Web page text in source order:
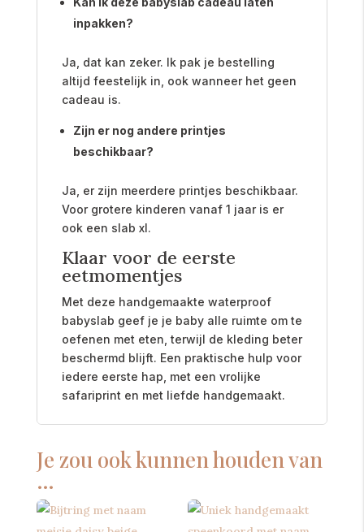
inpakken?
Ja, dat kan zeker. Ik pak je bestelling
altijd feestelijk in, ook wanneer het geen
cadeau is.
Zijn er nog andere printjes
beschikbaar?
Ja, er zijn meerdere printjes beschikbaar.
Voor grotere kinderen vanaf 1 jaar is er
ook een slab xl.
Klaar voor de eerste
eetmomentjes
Met deze handgemaakte waterproof
babyslab geef je je baby alle ruimte om te
oefenen met eten, terwijl de kleding beter
beschermd blijft. Een praktische hulp voor
iedere eerste hap, met een vrolijke
safariprint en met liefde handgemaakt.
Je zou ook kunnen houden van
…